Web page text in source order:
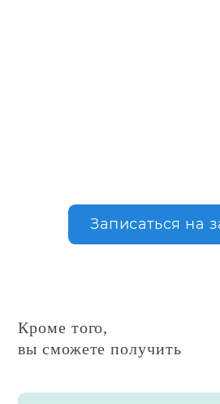
Записаться на
Кроме того,
вы сможете получить